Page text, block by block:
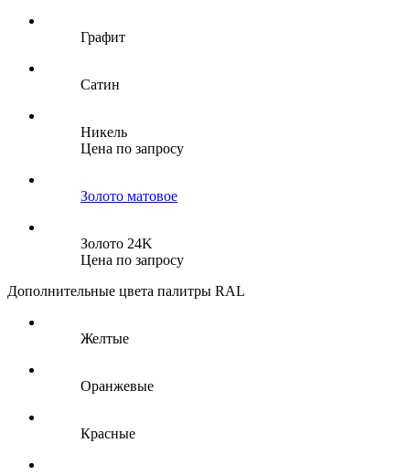
Графит
Сатин
Никель
Цена по запросу
Золото матовое
Золото 24K
Цена по запросу
Дополнительные цвета палитры RAL
Желтые
Оранжевые
Красные